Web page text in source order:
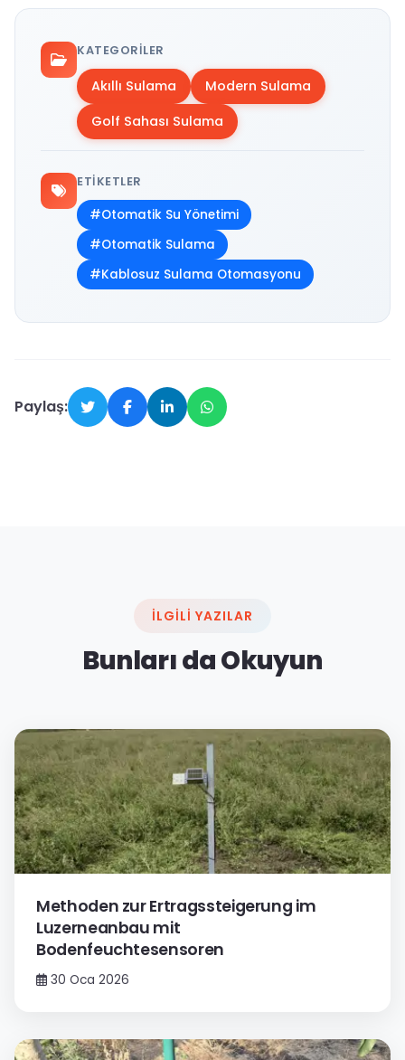
KATEGORILER
Akıllı Sulama
Modern Sulama
Golf Sahası Sulama
ETIKETLER
#Otomatik Su Yönetimi
#Otomatik Sulama
#Kablosuz Sulama Otomasyonu
Paylaş:
İLGILI YAZILAR
Bunları da Okuyun
Methoden zur Ertragssteigerung im
Luzerneanbau mit
Bodenfeuchtesensoren
30 Oca 2026